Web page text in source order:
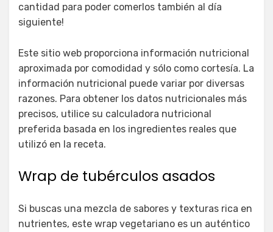
cantidad para poder comerlos también al día
siguiente!
Este sitio web proporciona información nutricional
aproximada por comodidad y sólo como cortesía. La
información nutricional puede variar por diversas
razones. Para obtener los datos nutricionales más
precisos, utilice su calculadora nutricional
preferida basada en los ingredientes reales que
utilizó en la receta.
Wrap de tubérculos asados
Si buscas una mezcla de sabores y texturas rica en
nutrientes, este wrap vegetariano es un auténtico